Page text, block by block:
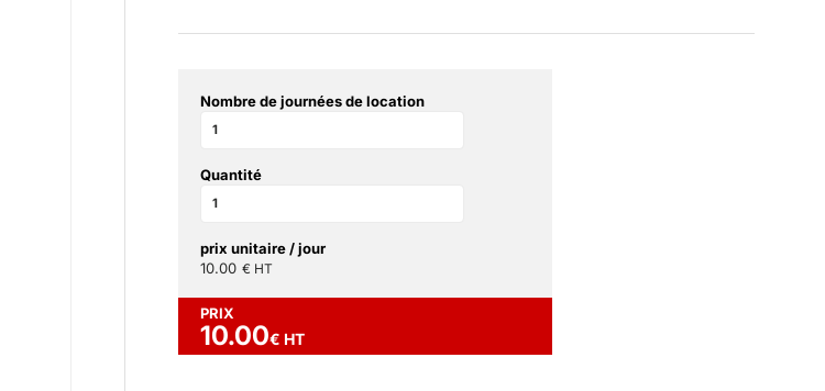
Nombre de journées de location
Quantité
prix unitaire / jour
10.00 € HT
PRIX
10.00€ HT